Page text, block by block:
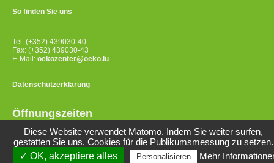
So finden Sie uns
Tel: (+352) 439030-40
Fax: (+352) 439030-43
E-Mail: oekozenter@oeko.lu
Datenschutzerklärung
Öffnungszeiten
Montag bis Donnerstag
8:00-12:00 Uhr / 14:00-17:00 Uhr
Freitag 8:00-12:00 Uhr
Diese Website verwendet Matomo. Indem Sie weiter surfen,
gestatten Sie uns, Cookies für die Publikumsmessung zu setzen.
✓ OK, akzeptiere alles
Personalisieren Mehr